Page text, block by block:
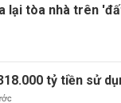
lại tòa nhà trên
tỷ tiền sử